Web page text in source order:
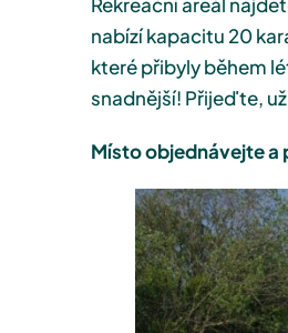
nabízí kapacitu 20
které přibyly během
snadnější! Přijeďte,
Místo objednávejte